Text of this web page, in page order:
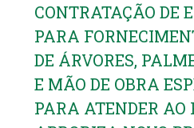
CONTRATAÇÃO DE
PARA
DE ÁRVORES,
E MÃO DE OBRA
PARA ATENDER AO